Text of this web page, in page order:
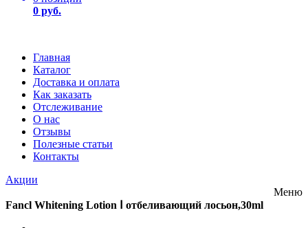
0 руб.
Главная
Каталог
Доставка и оплата
Как заказать
Отслеживание
О нас
Отзывы
Полезные статьи
Контакты
Акции
Меню
Fancl Whitening Lotion Ⅰ отбеливающий лосьон,30ml